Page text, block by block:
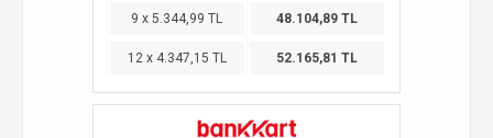
9 x 5.344,99 TL 48.104,89 TL
12 x 4.347,15 TL 52.165,81 TL